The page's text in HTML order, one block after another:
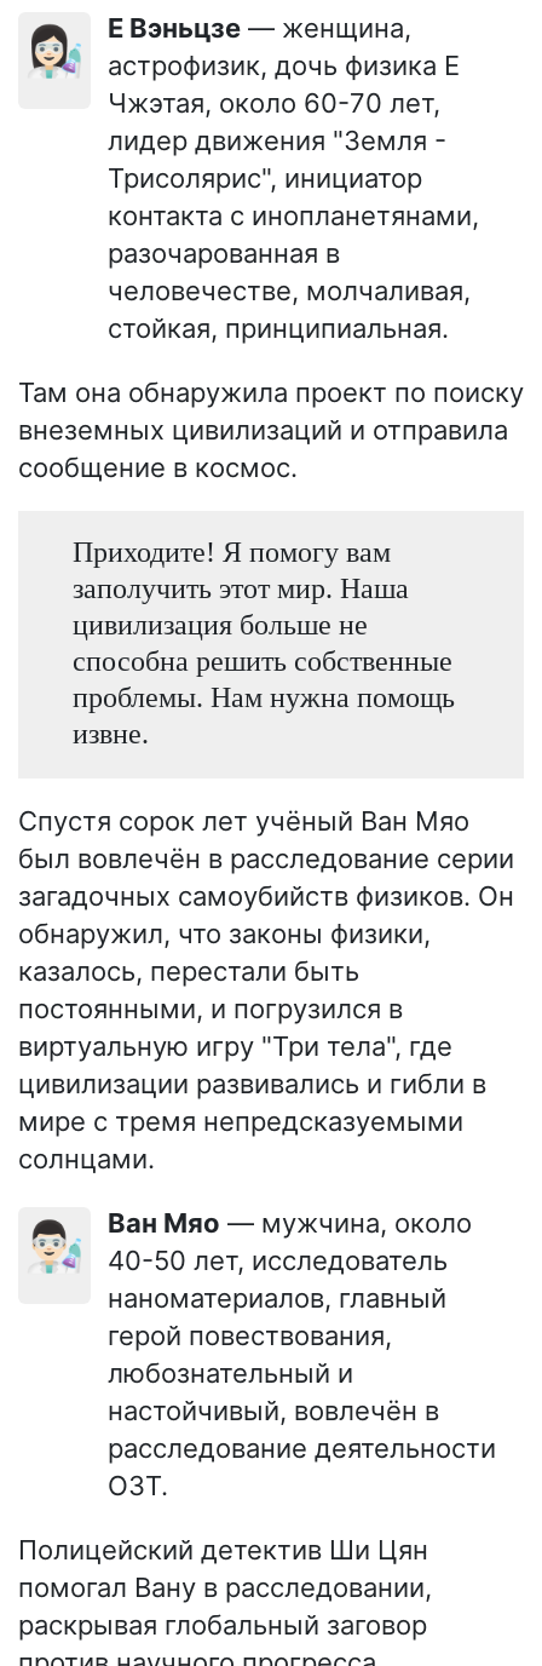
👩🏻‍🔬 Е Вэньцзе — женщина,
астрофизик, дочь физика Е
Чжэтая, около 60-70 лет,
лидер движения "Земля -
Трисолярис", инициатор
контакта с инопланетянами,
разочарованная в
человечестве, молчаливая,
стойкая, принципиальная.
Там она обнаружила проект по поиску
внеземных цивилизаций и отправила
сообщение в космос.
Приходите! Я помогу вам
заполучить этот мир. Наша
цивилизация больше не
способна решить собственные
проблемы. Нам нужна помощь
извне.
Спустя сорок лет учёный Ван Мяо
был вовлечён в расследование серии
загадочных самоубийств физиков. Он
обнаружил, что законы физики,
казалось, перестали быть
постоянными, и погрузился в
виртуальную игру "Три тела", где
цивилизации развивались и гибли в
мире с тремя непредсказуемыми
солнцами.
👨🏻‍🔬 Ван Мяо — мужчина, около
40-50 лет, исследователь
наноматериалов, главный
герой повествования,
любознательный и
настойчивый, вовлечён в
расследование деятельности
ОЗТ.
Полицейский детектив Ши Цян
помогал Вану в расследовании,
раскрывая глобальный заговор